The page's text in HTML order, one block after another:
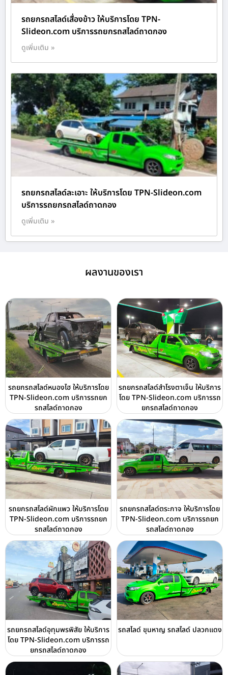
รถยกรถสไลด์เสื่องข้าว ให้บริการโดย TPN-
Slideon.com บริการรถยกรถสไลด์ถาดกอง
ดูเพิ่มเติม »
รถยกรถสไลด์ละเอาะ ให้บริการโดย TPN-Slideon.com
บริการรถยกรถสไลด์ถาดกอง
ดูเพิ่มเติม »
ผลงานของเรา
รถยกรถสไลด์หนองไฮ ให้บริการโดย
TPN-Slideon.com บริการรถยก
รถสไลด์ถาดกอง
รถยกรถสไลด์สำโรงตาเจ็น ให้บริการ
โดย TPN-Slideon.com บริการรถ
ยกรถสไลด์ถาดกอง
รถยกรถสไลด์ผักแพว ให้บริการโดย
TPN-Slideon.com บริการรถยก
รถสไลด์ถาดกอง
รถยกรถสไลด์ตระกาจ ให้บริการโดย
TPN-Slideon.com บริการรถยก
รถสไลด์ถาดกอง
รถยกรถสไลด์อุทุมพรพิสัย ให้บริการ
โดย TPN-Slideon.com บริการรถ
ยกรถสไลด์ถาดกอง
รถสไลด์ ขุนหาญ รถสไลด์ ปลวกแดง